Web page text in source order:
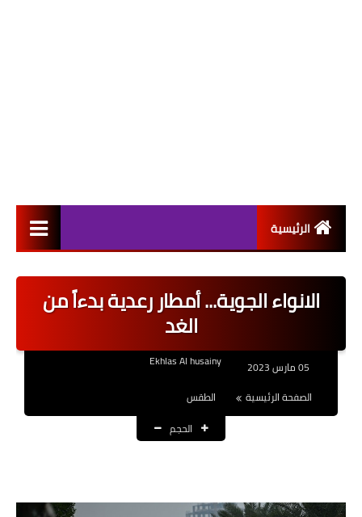
الرئيسية
اخبار القطاع العام
العقود والاجور اليومية
الانواء الجوية... أمطار رعدية بدءاً من
الغد
Ekhlas Al husainy
الصفحة الرئيسية
الطقس
الحجم